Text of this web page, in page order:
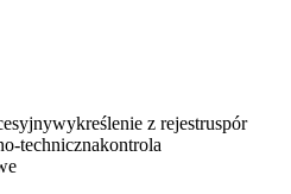
wykreślenie z rejestruspór
technicznakontrola